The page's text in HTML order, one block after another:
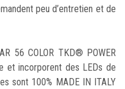
peu d’entretien et de
56 COLOR TKD® POWER
et incorporent des LEDs de
sont 100% MADE IN ITALY